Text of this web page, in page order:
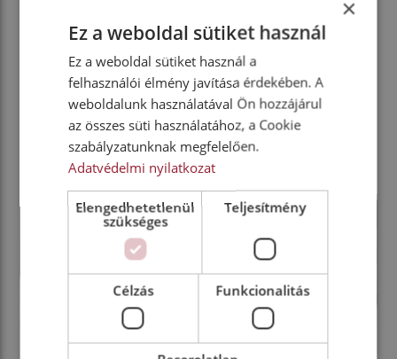
kisebb és a nagyobb cégeknek egyaránt. Az ügyfelek
megszabadulnak a lízingszerződések terheitől, nem
kell saját ügyintéző stábot, javítóműhelyt
fenntartaniuk. A bérbeadó figyeli a
szervizperiódusokat és biztosítja a műszaki
segítséget, így a „világvégi” lerobbanások is
elkerülhetők, vagy legalább olcsóbban megúszhatók.
×
Ez a weboldal sütiket használ
Ez a weboldal sütiket használ a
felhasználói élmény javítása érdekében. A
weboldalunk használatával Ön hozzájárul
az összes süti használatához, a Cookie
szabályzatunknak megfelelően.
Adatvédelmi nyilatkozat
Elengedhetetlenül
szükséges
Teljesítmény
Célzás Funkcionalitás